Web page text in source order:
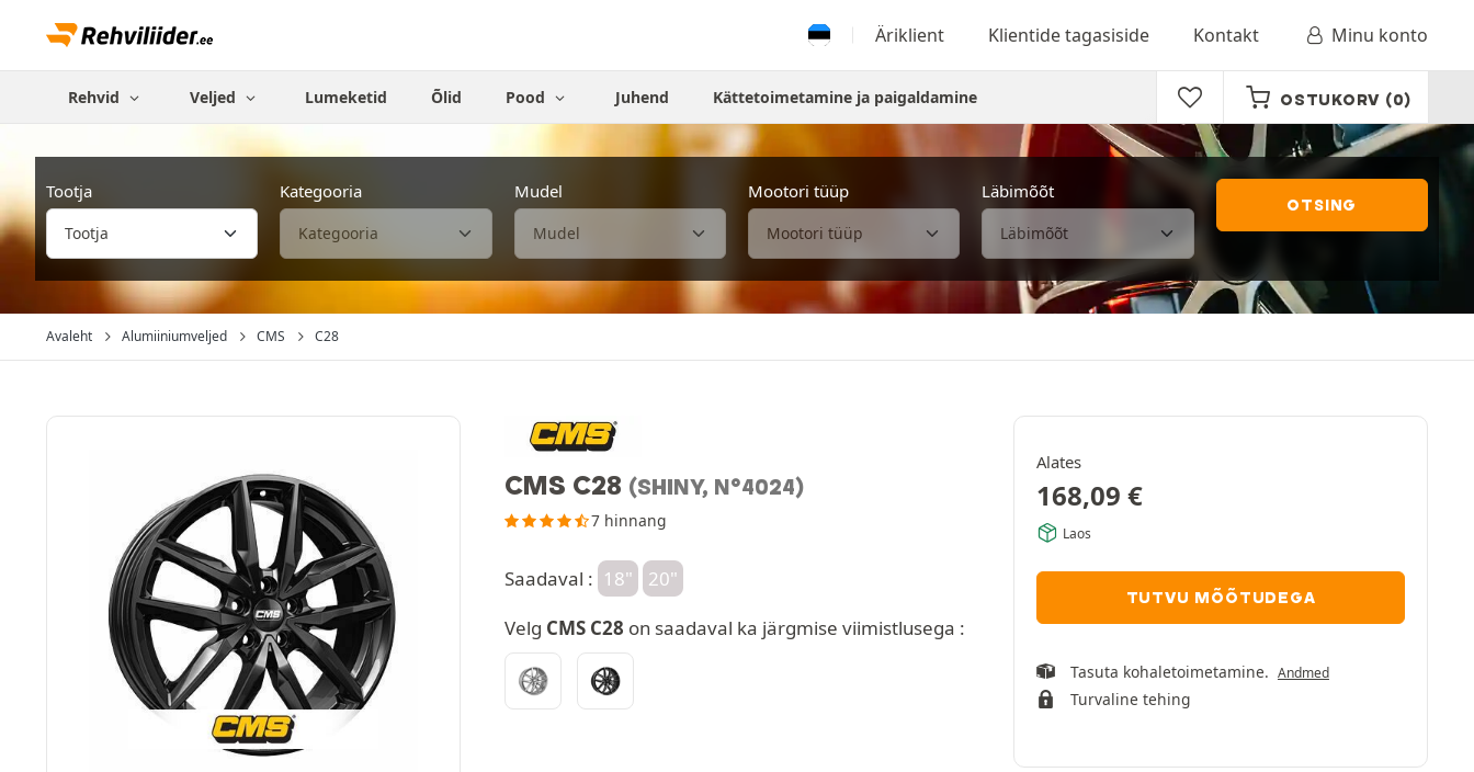
Äriklient Klientide tagasiside Kontakt Minu konto
Rehvid Veljed Lumeketid Õlid Pood Juhend Kättetoimetamine ja paigaldamine OSTUKORV (0)
Tootja Kategooria Mudel Mootori tüüp Läbimõõt
OTSING
Avaleht Alumiiniumveljed CMS C28
CMS C28 (SHINY, N°4024)
7 hinnang
Saadaval : 18"
20"
Velg CMS C28 on saadaval ka järgmise viimistlusega :
Alates
168,09 €
Laos
TUTVU MÕÕTUDEGA
Tasuta kohaletoimetamine. Andmed
Turvaline tehing